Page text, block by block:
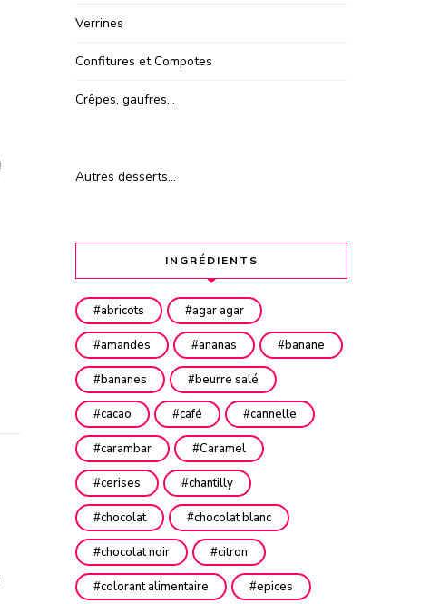
Verrines
Confitures et Compotes
Crêpes, gaufres…
Autres desserts…
INGRÉDIENTS
abricots agar agar
amandes ananas banane
bananes beurre salé
cacao café cannelle
carambar Caramel
cerises chantilly
chocolat chocolat blanc
chocolat noir citron
colorant alimentaire epices